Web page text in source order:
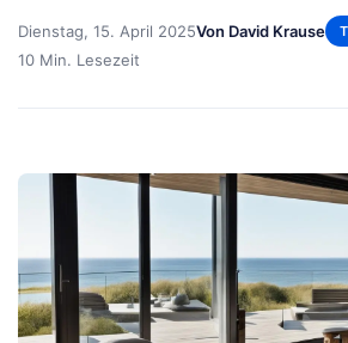
Dienstag, 15. April 2025Von David Krause
10 Min. Lesezeit